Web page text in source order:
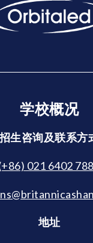
学校概况
生咨询及联系方
021 6402
地址